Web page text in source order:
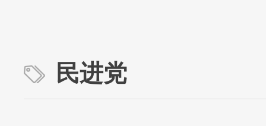
民进党